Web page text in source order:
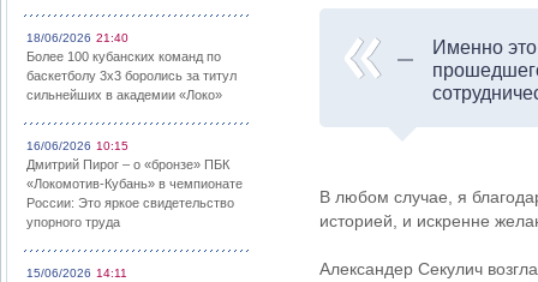
18/06/2026 21:40
Более 100 кубанских команд по
баскетболу 3х3 боролись за титул
сильнейших в академии «Локо»
16/06/2026 10:15
Дмитрий Пирог – о «бронзе» ПБК
«Локомотив-Кубань» в чемпионате
России: Это яркое свидетельство
упорного труда
15/06/2026 14:11
Именно
В любом случае, я
историей, и искренне
Александер Секулич